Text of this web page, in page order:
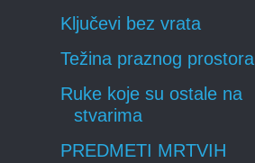
Ključevi bez vrata
Težina praznog prostora
Ruke koje su ostale na
stvarima
PREDMETI MRTVIH